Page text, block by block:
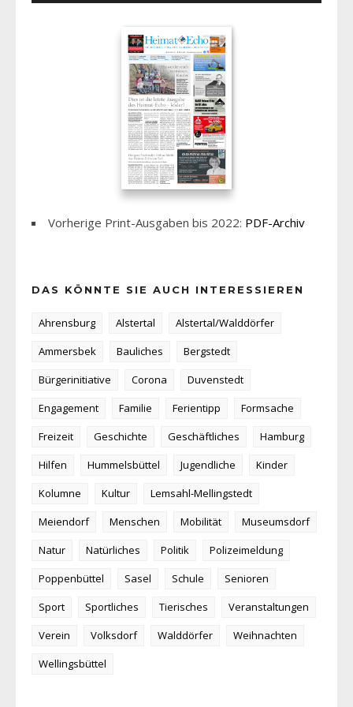
Vorherige Print-Ausgaben bis 2022: PDF-Archiv
DAS KÖNNTE SIE AUCH INTERESSIEREN
Ahrensburg Alstertal
Alstertal/Walddörfer
Ammersbek
Bauliches
Bergstedt
Bürgerinitiative
Corona
Duvenstedt
Engagement
Familie Ferientipp
Formsache
Freizeit
Geschichte Geschäftliches
Hamburg
Hilfen
Hummelsbüttel Jugendliche
Kinder
Kolumne
Kultur
Lemsahl-Mellingstedt
Meiendorf
Menschen Mobilität
Museumsdorf
Natur
Natürliches Politik
Polizeimeldung
Poppenbüttel
Sasel Schule
Senioren
Sport
Sportliches Tierisches
Veranstaltungen
Verein
Volksdorf Walddörfer
Weihnachten
Wellingsbüttel